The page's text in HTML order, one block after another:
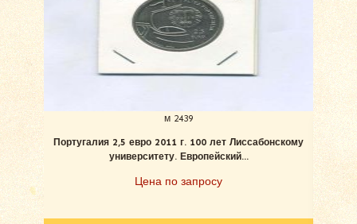
м 2439
Португалия 2,5 евро 2011 г. 100 лет Лиссабонскому
университету. Европейский...
Цена по запросу